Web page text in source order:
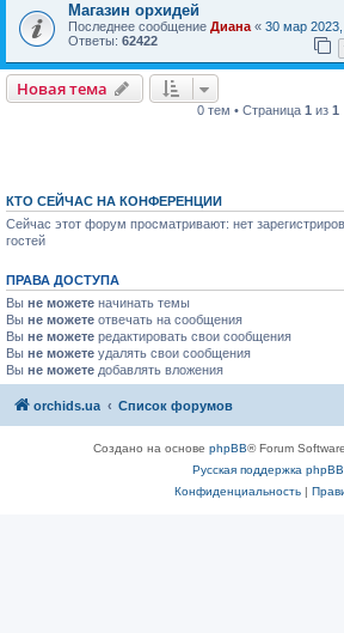
Магазин орхидей
Последнее сообщение Диана « 30 мар
Ответы: 62422
Новая тема
0 тем • Страница 1 из 1
КТО СЕЙЧАС НА КОНФЕРЕНЦИИ
Сейчас этот форум просматривают: нет
гостей
ПРАВА ДОСТУПА
Вы не можете начинать темы
Вы не можете отвечать на сообщения
Вы не можете редактировать свои сообщения
Вы не можете удалять свои сообщения
Вы не можете добавлять вложения
orchids.ua Список форумов
Создано на основе phpBB® Forum
Русская поддержка phpBB
Конфиденциальность|